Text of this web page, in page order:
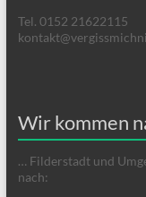
Tel. 0152 21622115
Wir kommen
… Filderstadt und
nach: